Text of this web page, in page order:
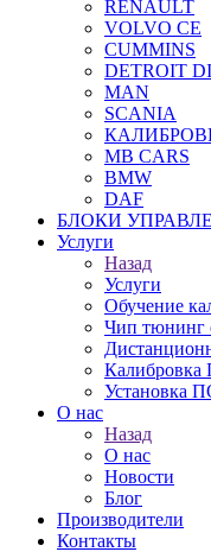
RENAULT
VOLVO CE
CUMMINS
DETROIT
MAN
SCANIA
MB CARS
BMW
DAF
БЛОКИ
Услуги
Назад
Услуги
Обучение
Чип тюнинг
Установка
О нас
Назад
О нас
Новости
Блог
Производители
Контакты